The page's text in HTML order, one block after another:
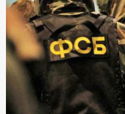
й
п
о
р